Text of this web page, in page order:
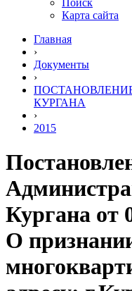
Поиск
Карта сайта
Главная
›
Документы
›
КУРГАНА
›
2015
Кургана от
О